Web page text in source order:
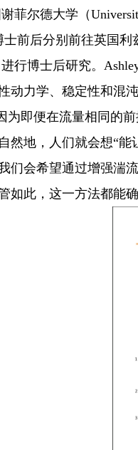
菲尔德大学（
士前后分别前往英国利
进行博士后研究。
动力学、稳定性和混
为即便在流量相同的
然地，人们就会想“
们会希望通过增强湍
如此，这一方法都能确